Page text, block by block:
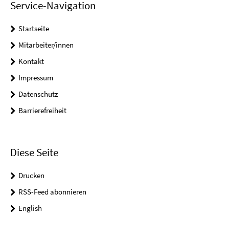
Service-Navigation
Startseite
Mitarbeiter/innen
Kontakt
Impressum
Datenschutz
Barrierefreiheit
Diese Seite
Drucken
RSS-Feed abonnieren
English